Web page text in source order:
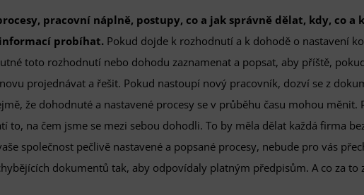
pracovní náplně, postupy, co a jak správně dělat, kdy, co a
probíhat. Pokud dojde k rozhodnutí a k dohodě o nastavení
toto rozhodnutí nebo dohodu zaznamenat a popsat, aby příště,
projednávat a řešit. Pokud nastoupí nový pracovník, dozví se z
že dohodnuté a nastavené procesy se v průběhu času mohou
to, na čem jsme se mezi sebou dohodli. To by měla dělat každá firma
společnost pečlivě nastavené a popsané procesy, nebude pro vás
dokumentů tak, aby odpovídaly platným předpisům. A co za to